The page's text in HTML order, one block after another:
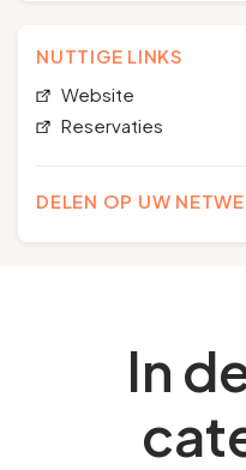
NUTTIGE LINKS
Website
Reservaties
DELEN OP UW
In